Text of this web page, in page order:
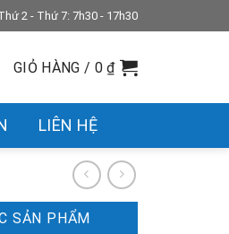
2 - Thứ 7: 7h30 - 17h30
GIỎ HÀNG / 0₫
LIÊN HỆ
SẢN PHẨM